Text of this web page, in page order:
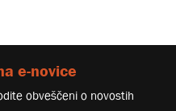
e-novice
obveščeni o novostih